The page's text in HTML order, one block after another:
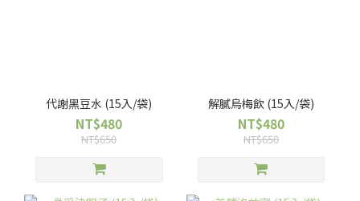
代謝黑豆水 (15入/袋)
NT$480
NT$650
解膩烏梅飲 (15入/袋)
NT$480
NT$650